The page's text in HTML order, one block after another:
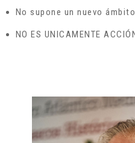
No supone un nuevo
NO ES UNICAMENTE